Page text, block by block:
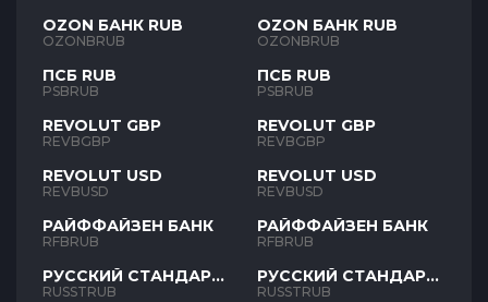
OZON БАНК RUB
OZONBRUB
ПСБ RUB
PSBRUB
REVOLUT GBP
REVBGBP
REVOLUT USD
REVBUSD
РАЙФФАЙЗЕН БАНК
RFBRUB
РУССКИЙ СТАНДАРТ
RUB
RUSSTRUB
OZON БАНК RUB
OZONBRUB
ПСБ RUB
PSBRUB
REVOLUT GBP
REVBGBP
REVOLUT USD
REVBUSD
РАЙФФАЙЗЕН БАНК
RFBRUB
РУССКИЙ СТАНДАРТ
RUB
RUSSTRUB